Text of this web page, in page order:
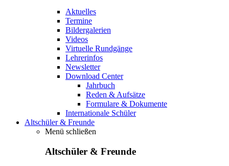
Aktuelles
Termine
Bildergalerien
Videos
Virtuelle Rundgänge
Lehrerinfos
Newsletter
Download Center
Jahrbuch
Reden & Aufsätze
Formulare & Dokumente
Internationale Schüler
Altschüler & Freunde
Menü schließen
Altschüler & Freunde